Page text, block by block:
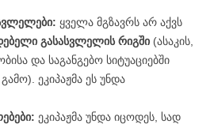
ყველა მგზავრს არ აქვს
გასასვლელის რიგში (ასაკის,
და საგანგებო სიტუაციებში
ეკიპაჟმა ეს უნდა
ეკიპაჟმა უნდა იცოდეს, სად